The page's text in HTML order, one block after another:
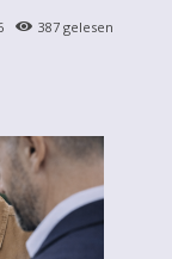
387gelesen